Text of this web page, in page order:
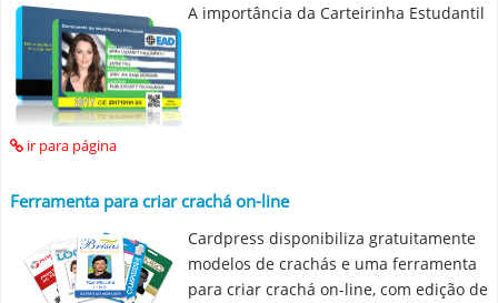
A importância da Carteirinha Estudantil
ir para página
Ferramenta para criar crachá on-line
Cardpress disponibiliza gratuitamente
modelos de crachás e uma ferramenta
para criar crachá on-line, com edição de